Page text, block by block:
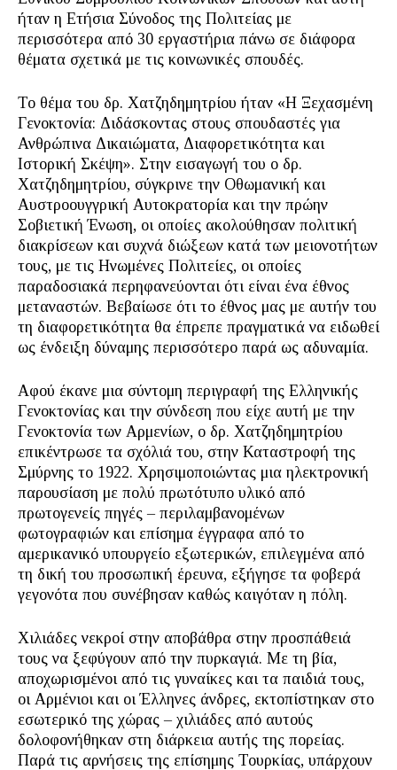
ήταν η Ετήσια Σύνοδος της Πολιτείας με
περισσότερα από 30 εργαστήρια πάνω σε διάφορα
θέματα σχετικά με τις κοινωνικές σπουδές.
Το θέμα του δρ. Χατζηδημητρίου ήταν «Η Ξεχασμένη
Γενοκτονία: Διδάσκοντας στους σπουδαστές για
Ανθρώπινα Δικαιώματα, Διαφορετικότητα και
Ιστορική Σκέψη». Στην εισαγωγή του ο δρ.
Χατζηδημητρίου, σύγκρινε την Οθωμανική και
Αυστροουγγρική Αυτοκρατορία και την πρώην
Σοβιετική Ένωση, οι οποίες ακολούθησαν πολιτική
διακρίσεων και συχνά διώξεων κατά των μειονοτήτων
τους, με τις Ηνωμένες Πολιτείες, οι οποίες
παραδοσιακά περηφανεύονται ότι είναι ένα έθνος
μεταναστών. Βεβαίωσε ότι το έθνος μας με αυτήν του
τη διαφορετικότητα θα έπρεπε πραγματικά να ειδωθεί
ως ένδειξη δύναμης περισσότερο παρά ως αδυναμία.
Αφού έκανε μια σύντομη περιγραφή της Ελληνικής
Γενοκτονίας και την σύνδεση που είχε αυτή με την
Γενοκτονία των Αρμενίων, ο δρ. Χατζηδημητρίου
επικέντρωσε τα σχόλιά του, στην Καταστροφή της
Σμύρνης το 1922. Χρησιμοποιώντας μια ηλεκτρονική
παρουσίαση με πολύ πρωτότυπο υλικό από
πρωτογενείς πηγές – περιλαμβανομένων
φωτογραφιών και επίσημα έγγραφα από το
αμερικανικό υπουργείο εξωτερικών, επιλεγμένα από
τη δική του προσωπική έρευνα, εξήγησε τα φοβερά
γεγονότα που συνέβησαν καθώς καιγόταν η πόλη.
Χιλιάδες νεκροί στην αποβάθρα στην προσπάθειά
τους να ξεφύγουν από την πυρκαγιά. Με τη βία,
αποχωρισμένοι από τις γυναίκες και τα παιδιά τους,
οι Αρμένιοι και οι Έλληνες άνδρες, εκτοπίστηκαν στο
εσωτερικό της χώρας – χιλιάδες από αυτούς
δολοφονήθηκαν στη διάρκεια αυτής της πορείας.
Παρά τις αρνήσεις της επίσημης Τουρκίας, υπάρχουν